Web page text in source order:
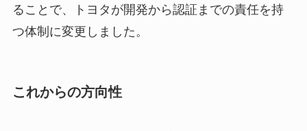
ることで、トヨタが開発から認証までの責任を持
つ体制に変更しました。
これからの方向性